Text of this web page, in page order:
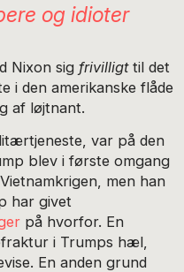
og idioter
Nixon sigfrivilligttil det
i den amerikanske flåde
af løjtnant.
var på den
blev i første omgang
men han
har givet
på hvorfor. En
i Trumps hæl,
En anden grund